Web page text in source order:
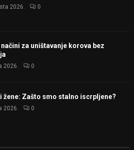
2026. 0
za uništavanje korova bez
2026. 0
žene: Zašto smo stalno iscrpljene?
2026. 0